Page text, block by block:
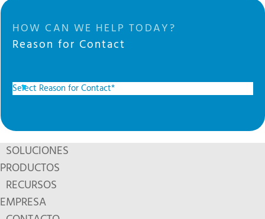
HOW CAN WE HELP TODAY?
Reason for Contact
SOLUCIONES
PRODUCTOS
RECURSOS
EMPRESA